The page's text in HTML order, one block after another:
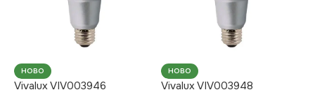
НОВО
Vivalux VIV003946
НОВО
Vivalux VIV003948